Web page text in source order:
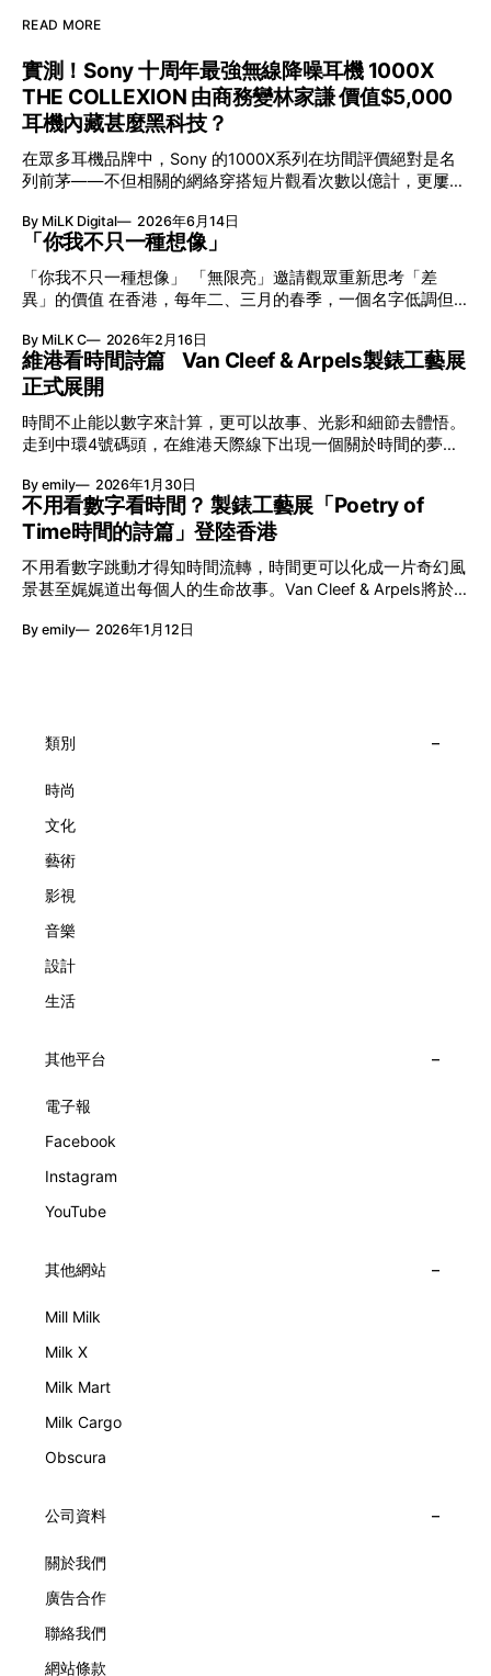
READ MORE
實測！Sony 十周年最強無線降噪耳機 1000X
THE COLLEXION 由商務變林家謙 價值$5,000
耳機內藏甚麼黑科技？
在眾多耳機品牌中，Sony 的1000X系列在坊間評價絕對是名
列前茅——不但相關的網絡穿搭短片觀看次數以億計，更屢獲
VGP 金獎，也是 Amazon 折扣日的大熱推介。
By MiLK Digital 2026年6月14日
「你我不只一種想像」
「你我不只一種想像」 「無限亮」邀請觀眾重新思考「差
異」的價值 在香港，每年二、三月的春季，一個名字低調但
節與香港賽馬會慈善信託基金聯合呈獻，以共融藝術為核心，
八年來不只是帶來無數來自世界各地的優秀節目，更致力於在
本地建立屬於香港的共融創作生態。今年更首度與本地兩大旗
艦藝團強強聯手打造兩部深具意義的作品《遊延》及《弦上光
影》，展開一場前所未有的藝術對話，擦下多元藝術下的流動
能量，全面開展一場無界限嘅藝術旅程。 第八屆「無限亮」
以「你我不只一種想像」為題，從共融角度重新思索「差異」
的價值。不同能力人士是社會多樣性的一部分。每人皆擁有
「不同」能力與特質，當我們一齊生活、一齊創作、互相啟
發，偏見與界線，也自然被藝術溶化。 「無限亮」2026精彩
節目包括: 2月27日至3月1日：帕拉管弦樂團《無邊狂想曲》/
音樂‧舞蹈 (開幕節目) 2月28日至3月1日：
By MiLK C 2026年2月16日
維港看時間詩篇 Van Cleef & Arpels製錶工藝展
正式展開
時間不止能以數字來計算，更可以故事、光影和細節去體悟。
走到中環4號碼頭，在維港天際線下出現一個關於時間的夢幻
覽。由即日至2月8日期間舉行，世家把一貫低調精緻的製錶語
言搬離傳統店舖，放進公共場域，讓時間不只是腕上的個人物
件，而是一場可以與他人一同經歷的詩意旅程。 在碼頭打開
「時間詩集」 走進展場尤如翻開一本時間詩集，藉由不同主
題呈現時間的無限想像。Van Cleef & Arpels的腕錶從來不是
由單純的機械與數字堆砌，更像是腕上的動人故事。 世家以
精湛的製錶技術與敘事美學為核心，讓每一枚腕錶都超越單純
報時的功能，而是把稍縱即逝的瞬間凝結成可以反覆閱讀的畫
子，以及訴說時間的珠寶。每個主題展區都有精美的佈置回應
By emily 2026年1月30日
不用看數字看時間？ 製錶工藝展「Poetry of
Time時間的詩篇」登陸香港
不用看數字跳動才得知時間流轉，時間更可以化成一片奇幻風
景甚至娓娓道出每個人的生命故事。Van Cleef & Arpels將於1
詩篇」展覽，邀請大家走進由愛情故事、詩意星象、迷人自然
大主題展區，彰顯世家的核心價值。2010年，Van Cleef &
級鐘錶大賞（Grand Prix d'Horlogerie de Genève）中獲獎的
擁而吻。雙逆跳機芯精準驅動這場機械浪漫，讓時間不再是抽
象概念，而是心跳的律動。 故事並未完結，2025年推出的
Lady Arpels Bal des Amoureux
By emily 2026年1月12日
類別
時尚
文化
藝術
影視
音樂
設計
生活
其他平台
電子報
Facebook
Instagram
YouTube
其他網站
Mill Milk
Milk X
Milk Mart
Milk Cargo
Obscura
公司資料
關於我們
廣告合作
聯絡我們
網站條款